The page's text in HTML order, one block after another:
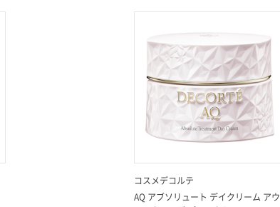
コスメデコルテ
AQ アブソリュート デイクリーム アウ